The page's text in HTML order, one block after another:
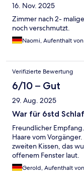
16. Nov. 2025
Zimmer nach 2-
noch verschmutzt.
Naomi, Aufenthalt von
Verifizierte Bewertung
6/10 – Gut
29. Aug. 2025
War für 6std
Freundlicher
Haare vom
zweiten Kissen, das
offenem Fenster laut.
Gerold, Aufenthalt